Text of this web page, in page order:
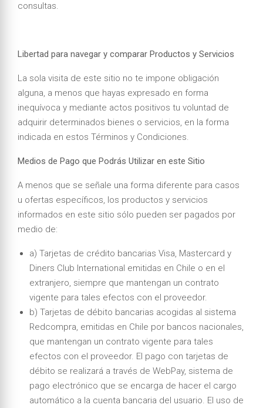
consultas.
Libertad para navegar y comparar Productos y Servicios
La sola visita de este sitio no te impone obligación
alguna, a menos que hayas expresado en forma
inequívoca y mediante actos positivos tu voluntad de
adquirir determinados bienes o servicios, en la forma
indicada en estos Términos y Condiciones.
Medios de Pago que Podrás Utilizar en este Sitio
A menos que se señale una forma diferente para casos
u ofertas específicos, los productos y servicios
informados en este sitio sólo pueden ser pagados por
medio de:
a) Tarjetas de crédito bancarias Visa, Mastercard y
Diners Club International emitidas en Chile o en el
extranjero, siempre que mantengan un contrato
vigente para tales efectos con el proveedor.
b) Tarjetas de débito bancarias acogidas al sistema
Redcompra, emitidas en Chile por bancos nacionales,
que mantengan un contrato vigente para tales
efectos con el proveedor. El pago con tarjetas de
débito se realizará a través de WebPay, sistema de
pago electrónico que se encarga de hacer el cargo
automático a la cuenta bancaria del usuario. El uso de